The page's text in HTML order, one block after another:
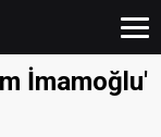
İmamoğlu'